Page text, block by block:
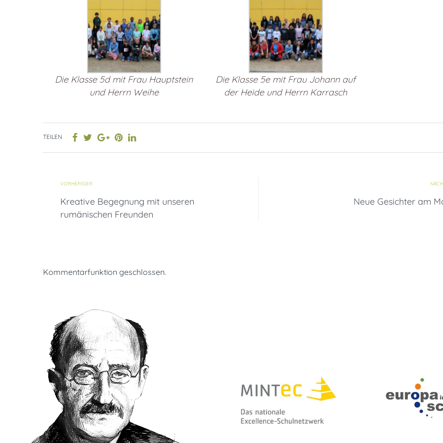
Die Klasse 5d mit Frau Hauptstein
und Herrn Weihe
Die Klasse 5e mit Frau Johann auf
der Heide und Herrn Karrasch
TEILEN
VORHERIGER
Kreative Begegnung mit unseren
rumänischen Freunden
Neue Gesichter am
Kommentarfunktion geschlossen.